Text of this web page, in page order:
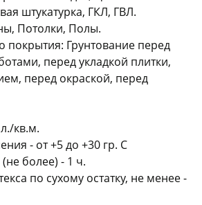
штукатурка, ГКЛ, ГВЛ.
Потолки, Полы.
покрытия: Грунтование перед
перед укладкой плитки,
перед окраской, перед
кв.м.
- от +5 до +30 гр. С
более) - 1 ч.
по сухому остатку, не менее -